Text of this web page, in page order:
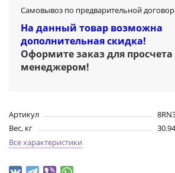
Самовывоз по предварительной
На данный товар возможна
дополнительная скидка!
Оформите заказ для
менеджером!
Артикул
Вес, кг
30.94
Все характеристики